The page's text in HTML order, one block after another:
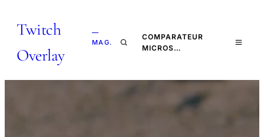
Twitch
Overlay
—
MAG.
COMPARATEUR
MICROS…